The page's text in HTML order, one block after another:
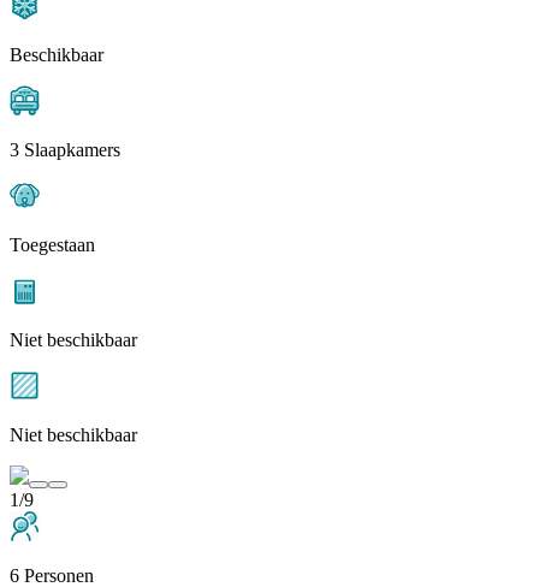
Beschikbaar
3 Slaapkamers
Toegestaan
Niet beschikbaar
Niet beschikbaar
1/9
6 Personen